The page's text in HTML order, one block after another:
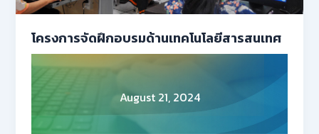
โครงการจัดฝึกอบรมด้านเทคโนโลยีสารสนเทศ
August 21, 2024